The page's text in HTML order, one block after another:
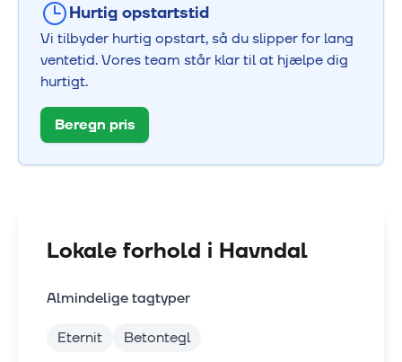
Hurtig opstartstid
Vi tilbyder hurtig opstart, så du slipper for lang
ventetid. Vores team står klar til at hjælpe dig
hurtigt.
Beregn pris
Lokale forhold i Havndal
Almindelige tagtyper
Eternit
Betontegl